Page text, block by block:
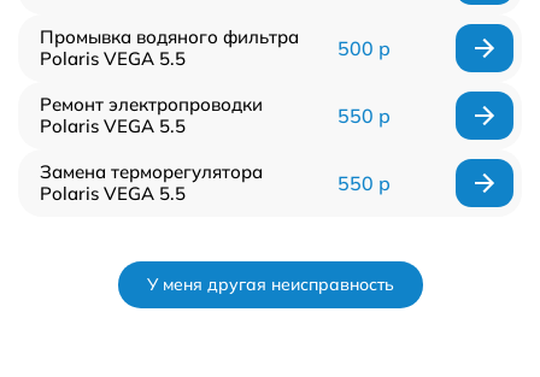
Промывка водяного фильтра
Polaris VEGA 5.5
500 р
Ремонт электропроводки
Polaris VEGA 5.5
550 р
Замена терморегулятора
Polaris VEGA 5.5
550 р
У меня другая неисправность